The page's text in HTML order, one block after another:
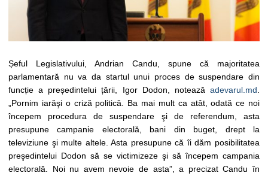
Șeful Legislativului, Andrian Candu, spune că majoritatea
parlamentară nu va da startul unui proces de suspendare din
funcție a președintelui țării, Igor Dodon, notează adevarul.md
„Pornim iarăşi o criză politică. Ba mai mult ca atât, odată ce noi
începem procedura de suspendare şi de referendum, asta
presupune campanie electorală, bani din buget, drept la
televiziune şi multe altele. Asta presupune că îi dăm posibilitatea
preşedintelui Dodon să se victimizeze şi să începem campania
electorală. Noi nu avem nevoie de asta”, a precizat Candu în